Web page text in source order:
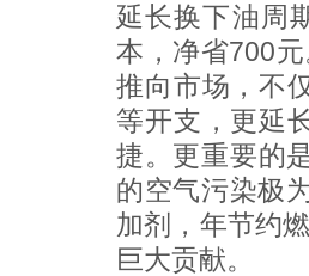
延长换下油周
本，净省700
推向市场，不
等开支，更延
捷。更重要的
的空气污染极
加剂，年节约
巨大贡献。